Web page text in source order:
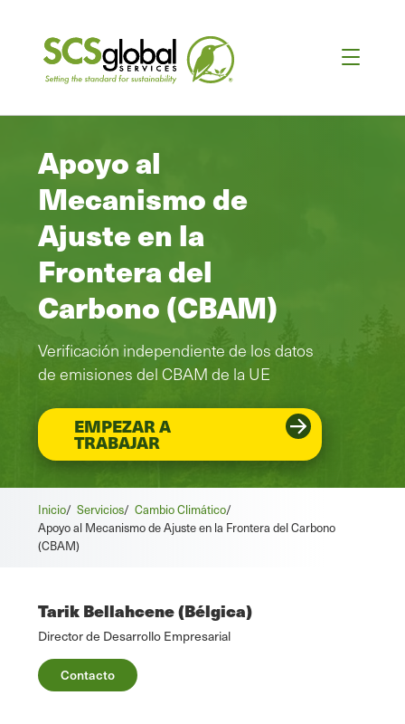
Apoyo al
Mecanismo de
Ajuste en la
Frontera del
Carbono (CBAM)
Verificación independiente de los datos
de emisiones del CBAM de la UE
EMPEZAR A
TRABAJAR
Inicio/ Servicios/ Cambio Climático/
Apoyo al Mecanismo de Ajuste en la Frontera del Carbono
(CBAM)
Tarik Bellahcene (Bélgica)
Director de Desarrollo Empresarial
Contacto